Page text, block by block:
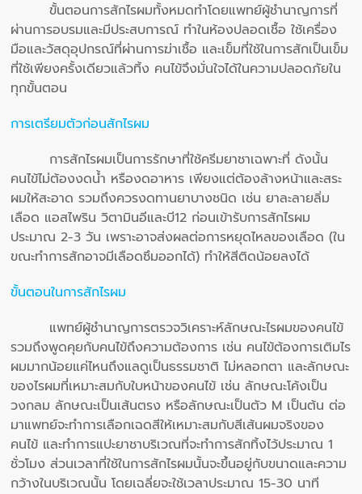
ขั้นตอนการสักไรผมทั้งหมดทำโดยแพทย์ผู้ชำนาญการที่
ผ่านการอบรมและมีประสบการณ์ ทำในห้องปลอดเชื้อ ใช้เครื่อง
มือและวัสดุอุปกรณ์ที่ผ่านการฆ่าเชื้อ และเข็มที่ใช้ในการสักเป็นเข็ม
ที่ใช้เพียงครั้งเดียวแล้วทิ้ง คนไข้จึงมั่นใจได้ในความปลอดภัยใน
ทุกขั้นตอน
การเตรียมตัวก่อนสักไรผม
การสักไรผมเป็นการรักษาที่ใช้ครีมยาชาเฉพาะที่ ดังนั้น
คนไข้ไม่ต้องงดน้ำ หรืองดอาหาร เพียงแต่ต้องล้างหน้าและสระ
ผมให้สะอาด รวมถึงควรงดทานยาบางชนิด เช่น ยาละลายลิ่ม
เลือด แอสไพริน วิตามินอีและบี12 ก่อนเข้ารับการสักไรผม
ประมาณ 2-3 วัน เพราะอาจส่งผลต่อการหยุดไหลของเลือด (ใน
ขณะทำการสักอาจมีเลือดซึมออกได้) ทำให้สีติดน้อยลงได้
ขั้นตอนในการสักไรผม
แพทย์ผู้ชำนาญการตรวจวิเคราะห์ลักษณะไรผมของคนไข้
รวมถึงพูดคุยกับคนไข้ถึงความต้องการ เช่น คนไข้ต้องการเติมไร
ผมมากน้อยแค่ไหนถึงแลดูเป็นธรรมชาติ ไม่หลอกตา และลักษณะ
ของไรผมที่เหมาะสมกับใบหน้าของคนไข้ เช่น ลักษณะโค้งเป็น
วงกลม ลักษณะเป็นเส้นตรง หรือลักษณะเป็นตัว M เป็นต้น ต่อ
มาแพทย์จะทำการเลือกเฉดสีให้เหมาะสมกับสีเส้นผมจริงของ
คนไข้ และทำการแปะยาชาบริเวณที่จะทำการสักทิ้งไว้ประมาณ 1
ชั่วโมง ส่วนเวลาที่ใช้ในการสักไรผมนั้นจะขึ้นอยู่กับขนาดและความ
กว้างในบริเวณนั้น โดยเฉลี่ยจะใช้เวลาประมาณ 15-30 นาที